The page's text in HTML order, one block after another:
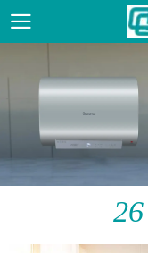
26